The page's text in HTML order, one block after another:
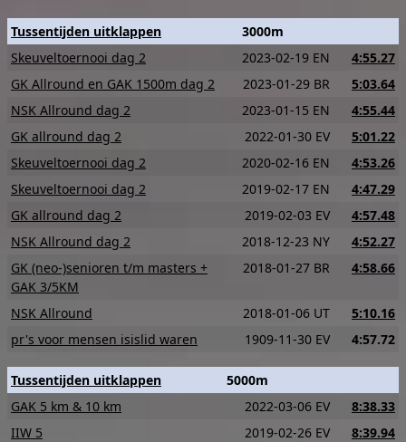
Tussentijden uitklappen
3000m
Skeuveltoernooi dag 2
2023-02-19 EN 4:55.27
GK Allround en GAK 1500m dag 2
2023-01-29 BR 5:03.64
NSK Allround dag 2
2023-01-15 EN 4:55.44
GK allround dag 2
2022-01-30 EV 5:01.22
Skeuveltoernooi dag 2
2020-02-16 EN 4:53.26
Skeuveltoernooi dag 2
2019-02-17 EN 4:47.29
GK allround dag 2
2019-02-03 EV 4:57.48
NSK Allround dag 2
2018-12-23 NY 4:52.27
GK (neo-)senioren t/m masters +
GAK 3/5KM
2018-01-27 BR 4:58.66
NSK Allround 2018-01-06 UT 5:10.16
pr's voor mensen isislid waren
1909-11-30 EV 4:57.72
Tussentijden uitklappen
5000m
GAK 5 km & 10 km
2022-03-06 EV 8:38.33
IIW 5
2019-02-26 EV 8:39.94